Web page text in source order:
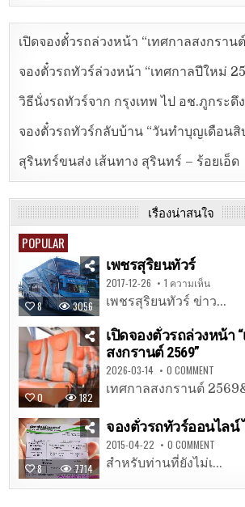
เปิดจองตั๋วรถล่วงหน้า “เทศกาลสงกราน
จองตั๋วรถทัวร์ล่วงหน้า “เทศกาลปีใหม่
วิธีนั่งรถทัวร์จาก กรุงเทพ ไป อช.ภูกระดึ
จองตั๋วรถทัวร์กลับบ้าน “วันทำบุญเดือนสิ
สุรินทร์ขนส่ง เส้นทาง สุรินทร์ – ร้อยเอ็ด
เรื่องน่าสนใจ
POPULAR
8 3056
เพชรสุริยนทัวร์
2017-12-26 1 ความเห็น
เพชรสุริยนทัวร์ ข่าว...
0 182
เปิดจองตั๋วรถล่วงหน้า
สงกรานต์ 2569”
2026-03-14 0 COMMENT
เทศกาลสงกรานต์
8 7714
จองตั๋วรถทัวร์ออนไลน์
2015-04-22 0 COMMENT
สำหรับท่านที่ยังไม่เ...